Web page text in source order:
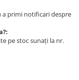
a primi notificari despre
pe stoc sunați la nr.